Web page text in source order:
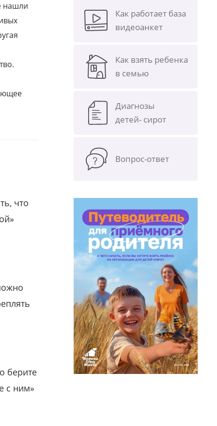
нашли
что
берите
с ним»
Как работает база
видеоанкет
Как взять ребенка
в семью
Диагнозы
детей- сирот
Вопрос-ответ